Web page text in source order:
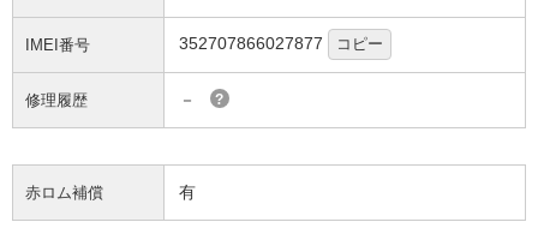
IMEI番号 352707866027877 コピー
修理履歴 － ?
赤ロム補償 有